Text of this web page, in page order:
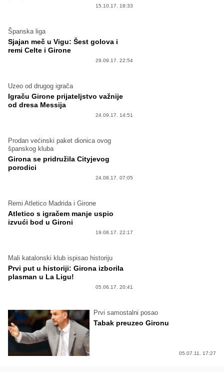
15.10.17. 18:33
Španska liga
Sjajan meč u Vigu: Šest golova i
remi Celte i Girone
29.09.17. 22:54
Uzeo od drugog igrača
Igraču Girone prijateljstvo važnije
od dresa Messija
24.09.17. 14:51
Prodan većinski paket dionica ovog
španskog kluba
Girona se pridružila Cityjevog
porodici
24.08.17. 07:05
Remi Atletico Madrida i Girone
Atletico s igračem manje uspio
izvući bod u Gironi
19.08.17. 22:17
Mali katalonski klub ispisao historiju
Prvi put u historiji: Girona izborila
plasman u La Ligu!
05.06.17. 20:41
Prvi samostalni posao
Tabak preuzeo Gironu
05.07.11. 17:27